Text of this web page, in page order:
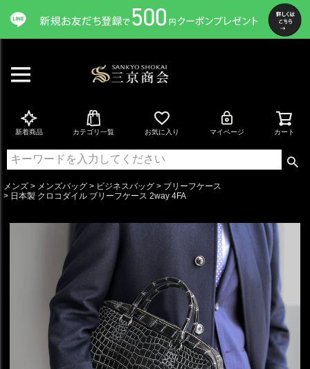
新着商品 カテゴリ一覧 お気に入り マイページ カート
メンズ メンズバッグ ビジネスバッグ
ブリーフケース
日本製 クロコダイル ブリーフケース 2way 4FA
ペー
ジト
ップ